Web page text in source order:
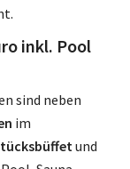
inkl. Pool
sind neben
im
und